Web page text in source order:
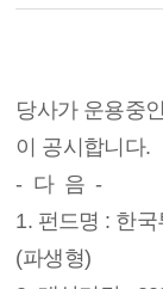
당사가 운용중
이 공시합니다.
- 다 음 -
1. 펀드명 : 한
(파생형)